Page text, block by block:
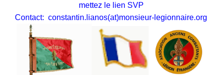
mettez le lien SVP
Contact: constantin.lianos(at)monsieur-legionnaire.org